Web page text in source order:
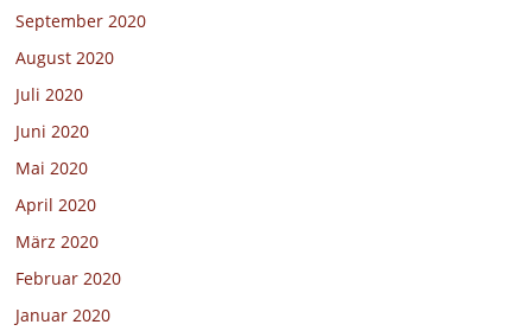
September 2020
August 2020
Juli 2020
Juni 2020
Mai 2020
April 2020
März 2020
Februar 2020
Januar 2020